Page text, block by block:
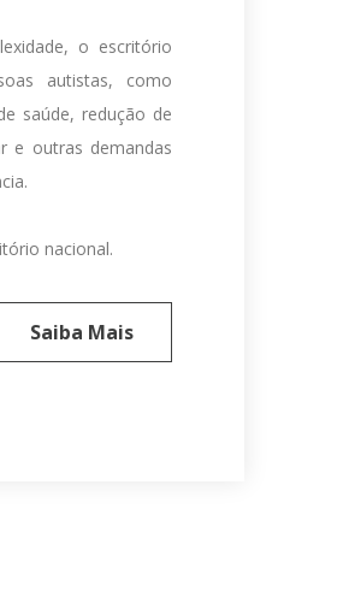
o escritório
autistas, como
saúde, redução de
e outras demandas
nacional.
Saiba Mais